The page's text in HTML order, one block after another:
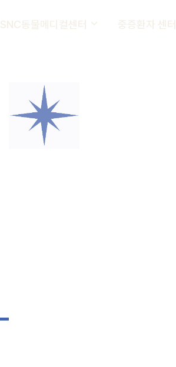
SNC동물메디컬센터 중증환자 센터